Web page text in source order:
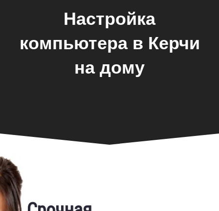
Настройка
компьютера в Керчи
на дому
Фирменная гарантия